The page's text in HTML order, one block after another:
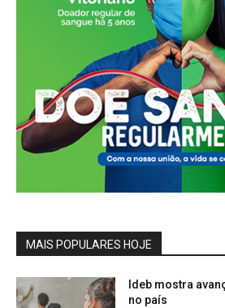
MAIS POPULARES HOJE
Ideb mostra
no país